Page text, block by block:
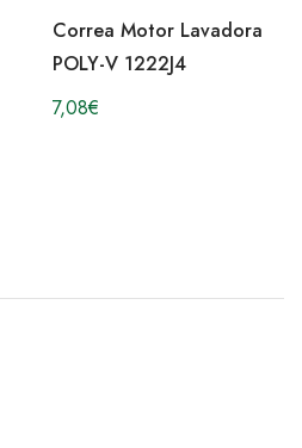
Correa Motor Lavadora
POLY-V 1222J4
7,08€